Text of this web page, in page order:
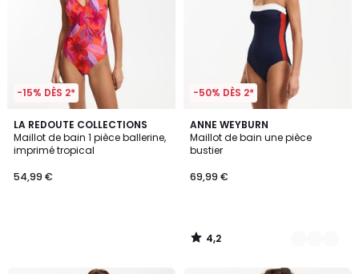
-15% DÈS 2*
LA REDOUTE COLLECTIONS
Maillot de bain 1 pièce ballerine,
imprimé tropical
54,99 €
-50% DÈS 2*
ANNE WEYBURN
Maillot de bain une pièce
bustier
69,99 €
4,2
/ 5
2
Couleurs
4,2
/